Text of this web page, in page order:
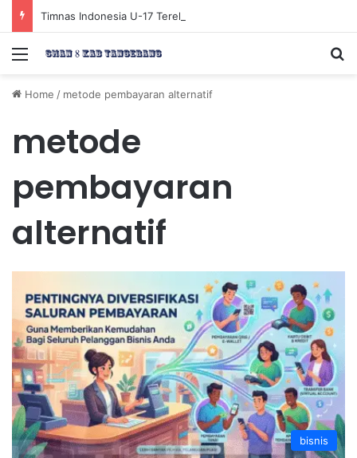
Menu
Home / metode pembayaran alternatif
metode
pembayaran
alternatif
bisnis